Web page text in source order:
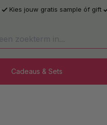
Kies jouw gratis sample óf gift
Cadeaus & Sets